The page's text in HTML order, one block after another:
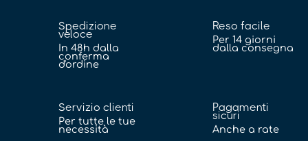
Spedizione
veloce
In 48h dalla
conferma
d'ordine
Reso facile
Per 14 giorni
dalla consegna
Servizio clienti
Per tutte le tue
necessità
Pagamenti
sicuri
Anche a rate